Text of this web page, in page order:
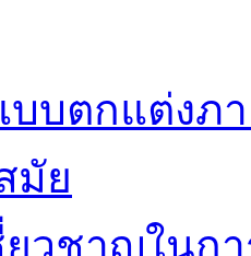
บบตกแต่งภ
มัย
ยวชาญในก